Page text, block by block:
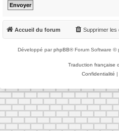
Accueil du forum Supprimer les
Développé parphpBB® Forum Software ©
Traduction française
Confidentialité |